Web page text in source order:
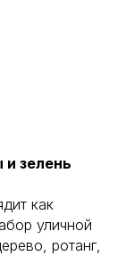
зелень
как
уличной
ротанг,